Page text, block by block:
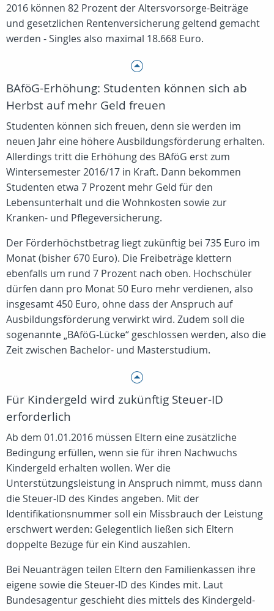
2016 können 82 Prozent der Altersvorsorge-Beiträge
und gesetzlichen Rentenversicherung geltend gemacht
werden - Singles also maximal 18.668 Euro.
BAföG-Erhöhung: Studenten können sich ab
Herbst auf mehr Geld freuen
Studenten können sich freuen, denn sie werden im
neuen Jahr eine höhere Ausbildungsförderung erhalten.
Allerdings tritt die Erhöhung des BAföG erst zum
Wintersemester 2016/17 in Kraft. Dann bekommen
Studenten etwa 7 Prozent mehr Geld für den
Lebensunterhalt und die Wohnkosten sowie zur
Kranken- und Pflegeversicherung.
Der Förderhöchstbetrag liegt zukünftig bei 735 Euro im
Monat (bisher 670 Euro). Die Freibeträge klettern
ebenfalls um rund 7 Prozent nach oben. Hochschüler
dürfen dann pro Monat 50 Euro mehr verdienen, also
insgesamt 450 Euro, ohne dass der Anspruch auf
Ausbildungsförderung verwirkt wird. Zudem soll die
sogenannte „BAföG-Lücke“ geschlossen werden, also die
Zeit zwischen Bachelor- und Masterstudium.
Für Kindergeld wird zukünftig Steuer-ID
erforderlich
Ab dem 01.01.2016 müssen Eltern eine zusätzliche
Bedingung erfüllen, wenn sie für ihren Nachwuchs
Kindergeld erhalten wollen. Wer die
Unterstützungsleistung in Anspruch nimmt, muss dann
die Steuer-ID des Kindes angeben. Mit der
Identifikationsnummer soll ein Missbrauch der Leistung
erschwert werden: Gelegentlich ließen sich Eltern
doppelte Bezüge für ein Kind auszahlen.
Bei Neuanträgen teilen Eltern den Familienkassen ihre
eigene sowie die Steuer-ID des Kindes mit. Laut
Bundesagentur geschieht dies mittels des Kindergeld-